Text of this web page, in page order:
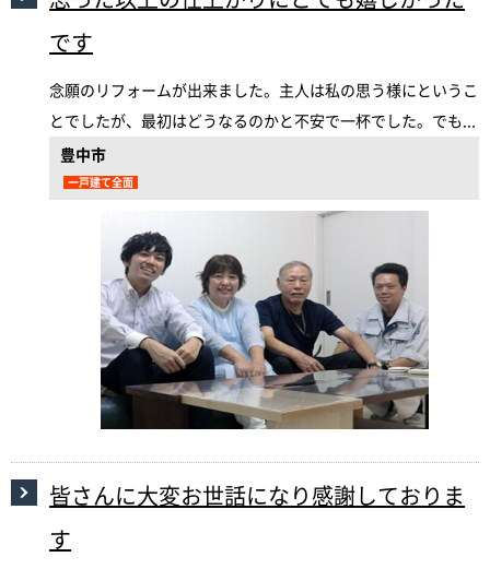
です
念願のリフォームが出来ました。主人は私の思う様にというこ
とでしたが、最初はどうなるのかと不安で一杯でした。でも...
豊中市
一戸建て全面
皆さんに大変お世話になり感謝しておりま
す